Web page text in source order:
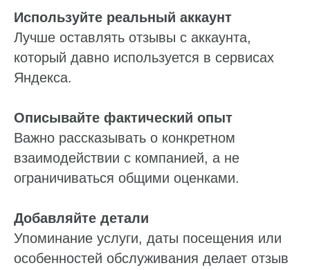
Используйте реальный аккаунт
Лучше оставлять отзывы с аккаунта,
который давно используется в сервисах
Яндекса.
Описывайте фактический опыт
Важно рассказывать о конкретном
взаимодействии с компанией, а не
ограничиваться общими оценками.
Добавляйте детали
Упоминание услуги, даты посещения или
особенностей обслуживания делает отзыв